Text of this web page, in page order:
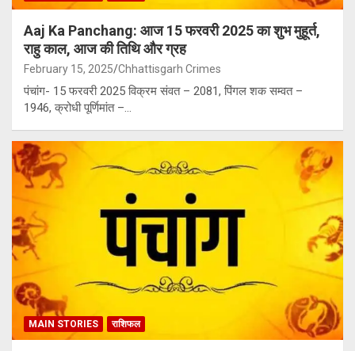
Aaj Ka Panchang: आज 15 फरवरी 2025 का शुभ मुहूर्त,
राहु काल, आज की तिथि और ग्रह
February 15, 2025 Chhattisgarh Crimes
पंचांग- 15 फरवरी 2025 विक्रम संवत – 2081, पिंगल शक सम्वत –
1946, क्रोधी पूर्णिमांत –…
MAIN STORIES राशिफल